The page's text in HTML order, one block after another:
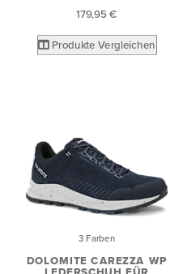
179,95 €
Produkte Vergleichen
3 Farben
DOLOMITE CAREZZA WP